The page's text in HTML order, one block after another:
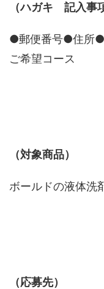
（ハガキ 記入事
●郵便番号●住所
ご希望コース
（対象商品）
ボールドの液体洗
（応募先）